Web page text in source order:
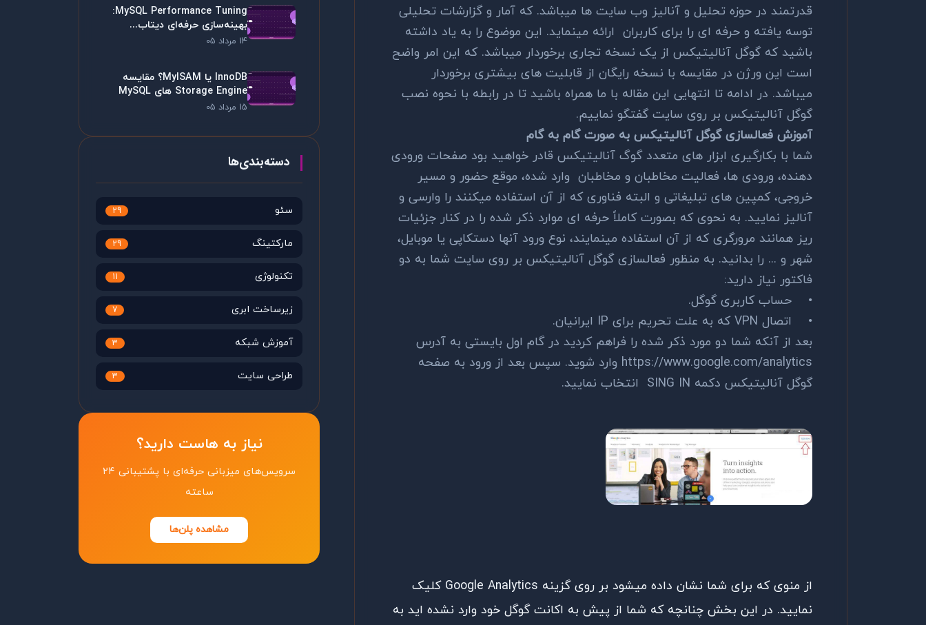
قدرتمند در حوزه تحلیل و آنالیز وب سایت ها میباشد. که آمار و گزارشات تحلیلی
توسه یافته و حرفه ای را برای کاربران ارائه مینماید. این موضوع را به یاد داشته
باشید که گوگل آنالیتیکس از یک نسخه تجاری برخوردار میباشد. که این امر واضح
است این ورژن در مقایسه با نسخه رایگان از قابلیت های بیشتری برخوردار
میباشد. در ادامه تا انتهایی این مقاله با ما همراه باشید تا در رابطه با نحوه نصب
گوگل آنالیتیکس بر روی سایت گفتگو نماییم.
آموزش فعالسازی گوگل آنالیتیکس به صورت گام به گام
شما با بکارگیری ابزار های متعدد گوگ آنالیتیکس قادر خواهید بود صفحات ورودی
دهنده، ورودی ها، فعالیت مخاطبان و مخاطبان وارد شده، موقع حضور و مسیر
خروجی، کمپین های تبلیغاتی و البته فناوری که از آن استفاده میکنند را وارسی و
آنالیز نمایید. به نحوی که بصورت کاملاً حرفه ای موارد ذکر شده را در کنار جزئیات
ریز همانند مرورگری که از آن استفاده مینمایند، نوع ورود آنها دستکاپی یا موبایل،
شهر و ... را بدانید. به منظور فعالسازی گوگل آنالیتیکس بر روی سایت شما به دو
فاکتور نیاز دارید:
•
حساب کاربری گوگل.
•
اتصال VPN که به علت تحریم برای IP ایرانیان.
بعد از آنکه شما دو مورد ذکر شده را فراهم کردید در گام اول بایستی به آدرس
https://www.google.com/analytics وارد شوید. سپس بعد از ورود به صفحه
گوگل آنالیتیکس دکمه SING IN انتخاب نمایید.
از منوی که برای شما نشان داده میشود بر روی گزینه Google Analytics کلیک
نمایید. در این بخش چنانچه که شما از پیش به اکانت گوگل خود وارد نشده اید به
MySQL Performance Tuning:
بهینه‌سازی حرفه‌ای دیتاب...
14 مرداد 05
InnoDB یا MyISAM؟ مقایسه
Storage Engine های MySQL
15 مرداد 05
دسته‌بندی‌ها
سئو 29
مارکتینگ 29
تکنولوژی 11
زیرساخت ابری 7
آموزش شبکه 3
طراحی سایت 3
نیاز به هاست دارید؟
سرویس‌های میزبانی حرفه‌ای با پشتیبانی ۲۴
ساعته
مشاهده پلن‌ها